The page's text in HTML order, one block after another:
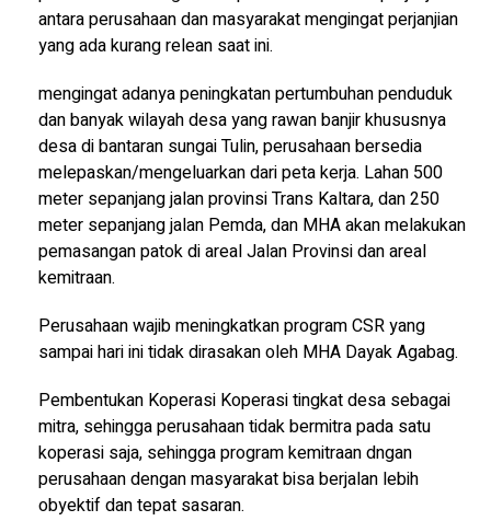
antara perusahaan dan masyarakat mengingat perjanjian
yang ada kurang relean saat ini.
mengingat adanya peningkatan pertumbuhan penduduk
dan banyak wilayah desa yang rawan banjir khususnya
desa di bantaran sungai Tulin, perusahaan bersedia
melepaskan/mengeluarkan dari peta kerja. Lahan 500
meter sepanjang jalan provinsi Trans Kaltara, dan 250
meter sepanjang jalan Pemda, dan MHA akan melakukan
pemasangan patok di areal Jalan Provinsi dan areal
kemitraan.
Perusahaan wajib meningkatkan program CSR yang
sampai hari ini tidak dirasakan oleh MHA Dayak Agabag.
Pembentukan Koperasi Koperasi tingkat desa sebagai
mitra, sehingga perusahaan tidak bermitra pada satu
koperasi saja, sehingga program kemitraan dngan
perusahaan dengan masyarakat bisa berjalan lebih
obyektif dan tepat sasaran.